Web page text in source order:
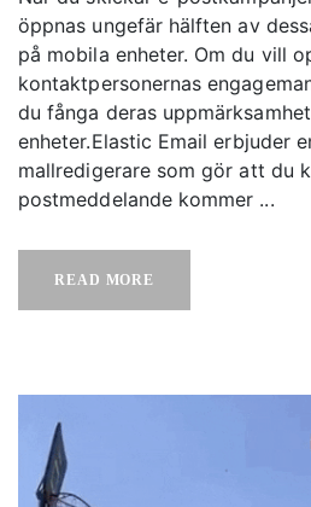
öppnas ungefär hälften av
på mobila enheter. Om du vill
kontaktpersonernas
du fånga deras
enheter.Elastic Email erbjuder
mallredigerare som gör att du
postmeddelande kommer ...
READ MORE